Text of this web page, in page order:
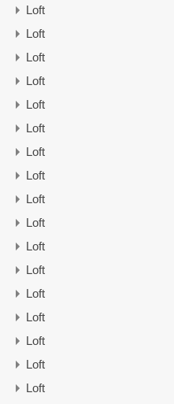
Loft
Loft
Loft
Loft
Loft
Loft
Loft
Loft
Loft
Loft
Loft
Loft
Loft
Loft
Loft
Loft
Loft